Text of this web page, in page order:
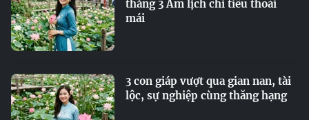
tháng 3 Âm lịch chi tiêu thoải
mái
3 con giáp vượt qua gian nan, tài
lộc, sự nghiệp cùng thăng hạng